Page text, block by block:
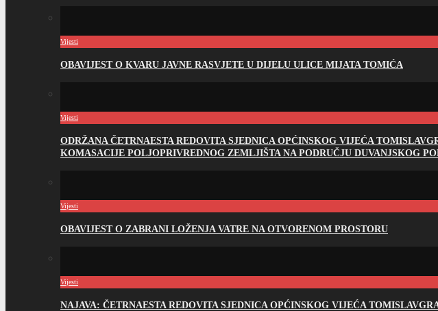
Vijesti
OBAVIJEST O KVARU JAVNE RASVJETE U DIJELU ULICE MIJATA TOMIĆA
Vijesti
ODRŽANA ČETRNAESTA REDOVITA SJEDNICA OPĆINSKOG VIJEĆA
KOMASACIJE POLJOPRIVREDNOG ZEMLJIŠTA NA PODRUČJU DUVANJSKOG
Vijesti
OBAVIJEST O ZABRANI LOŽENJA VATRE NA OTVORENOM PROSTORU
Vijesti
NAJAVA: ČETRNAESTA REDOVITA SJEDNICA OPĆINSKOG VIJEĆA